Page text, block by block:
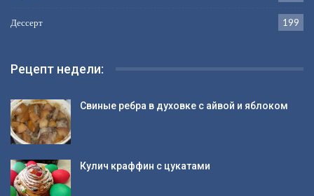
Дессерт 199
Рецепт недели:
Свиные ребра в духовке с айвой и яблоком
Кулич краффин с цукатами